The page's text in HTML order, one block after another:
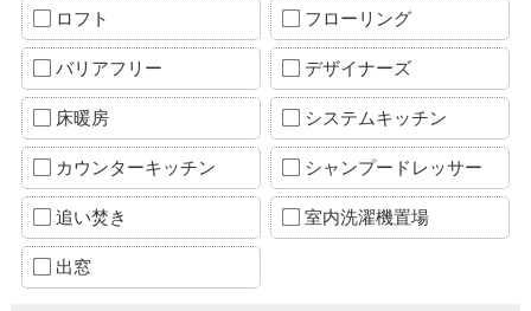
ロフト フローリング
バリアフリー デザイナーズ
床暖房 システムキッチン
カウンターキッチン シャンプードレッサー
追い焚き 室内洗濯機置場
出窓